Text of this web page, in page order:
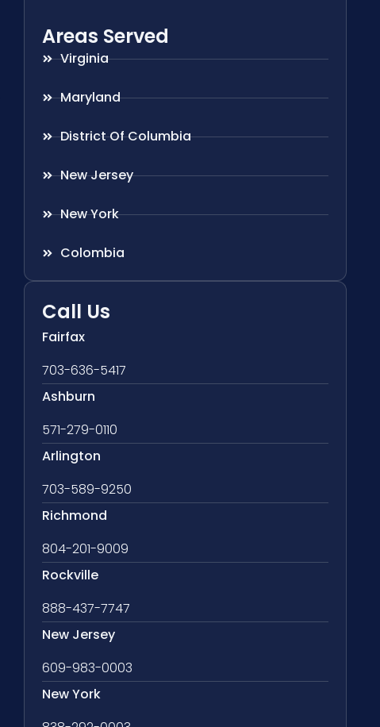
Areas Served
Virginia
Maryland
District Of Columbia
New Jersey
New York
Colombia
Call Us
Fairfax
703-636-5417
Ashburn
571-279-0110
Arlington
703-589-9250
Richmond
804-201-9009
Rockville
888-437-7747
New Jersey
609-983-0003
New York